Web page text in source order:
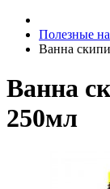
Полезные
Ванна
Ванна
250мл